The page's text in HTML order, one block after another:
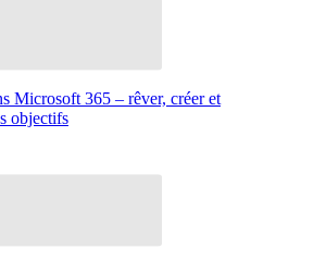
Microsoft 365 – rêver, créer et
objectifs